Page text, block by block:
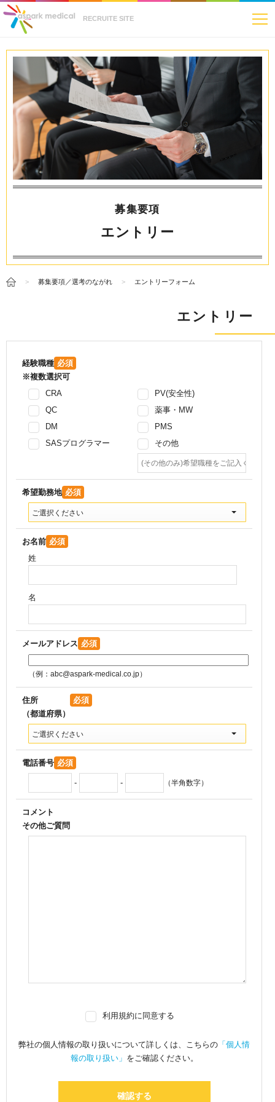
RECRUITE SITE
募集要項
エントリー
募集要項／選考のながれ エントリーフォーム
エントリー
経験職種 必須
※複数選択可
CRA
QC
DM
SASプログラマー
PV(安全性)
薬事・MW
PMS
その他
希望勤務地 必須
ご選択ください
お名前 必須
姓
名
メールアドレス 必須
（例：abc@aspark-medical.co.jp）
住所
（都道府県）
必須
ご選択ください
電話番号 必須
- - （半角数字）
コメント
その他ご質問
利用規約に同意する
弊社の個人情報の取り扱いについて詳しくは、こちらの 「個人情
報の取り扱い」 をご確認ください。